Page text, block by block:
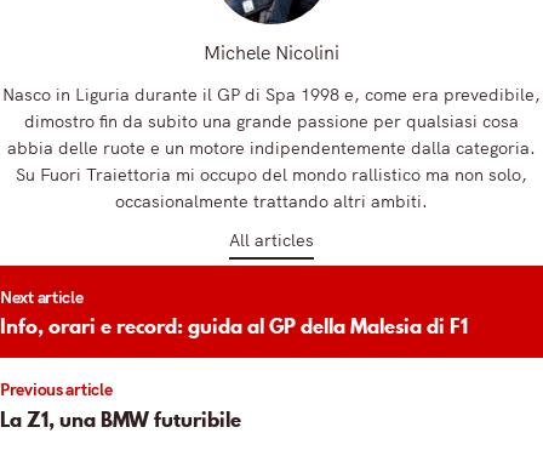
Michele Nicolini
Nasco in Liguria durante il GP di Spa 1998 e, come era prevedibile,
dimostro fin da subito una grande passione per qualsiasi cosa
abbia delle ruote e un motore indipendentemente dalla categoria.
Su Fuori Traiettoria mi occupo del mondo rallistico ma non solo,
occasionalmente trattando altri ambiti.
All articles
Previous article
La Z1, una BMW futuribile
Next article
Info, orari e record: guida al GP della Malesia di F1